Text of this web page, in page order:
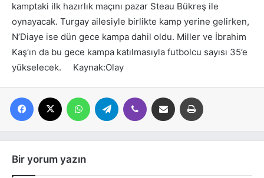
kamptaki ilk hazırlık maçını pazar Steau Bükreş ile
oynayacak. Turgay ailesiyle birlikte kamp yerine gelirken,
N’Diaye ise dün gece kampa dahil oldu. Miller ve İbrahim
Kaş’ın da bu gece kampa katılmasıyla futbolcu sayısı 35’e
yükselecek. Kaynak:Olay
Facebook WhatsAppTelegram Viber E-posta ile paylaş
Bir yorum yazın